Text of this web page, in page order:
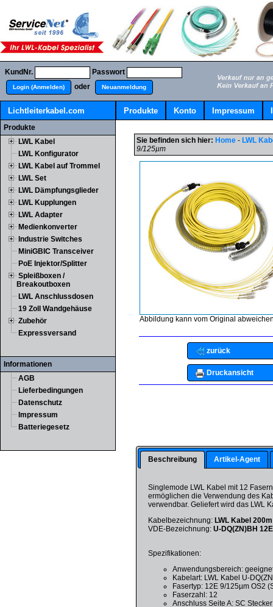
KundNr. Passwort
Login (Anmelden) oder Neuanmeldung
Lichtleiterkabel.com Produkte Konto Impressum
Produkte
LWL Kabel
LWL Konfigurator
LWL Kabel auf Trommel
LWL Set
LWL Dämpfungsglieder
LWL Kupplungen
LWL Adapter
Medienkonverter
Industrie Switches
MiniGBIC Transceiver
PoE Injektor/Splitter
Spleißboxen /
Breakoutboxen
LWL Anschlussdosen
19 Zoll Wandgehäuse
Zubehör
Expressversand
Informationen
AGB
Lieferbedingungen
Datenschutz
Impressum
Batteriegesetz
Sie befinden sich hier: Home - LWL
9/125µm
Abbildung kann vom Original
zurück
Druckansicht
Beschreibung Artikel-Agent
Singlemode LWL Kabel mit 12
ermöglichen die Verwendung des
verwendbar. Geliefert wird das LWL
Kabelbezeichnung:LWL Kabel
VDE-Bezeichnung:U-DQ(ZN)BH
Spezifikationen:
Anwendungsbereich:
Kabelart: LWL Kabel U-
Fasertyp: 12E 9/125µm OS2
Faserzahl: 12
Anschluss Seite A: SC